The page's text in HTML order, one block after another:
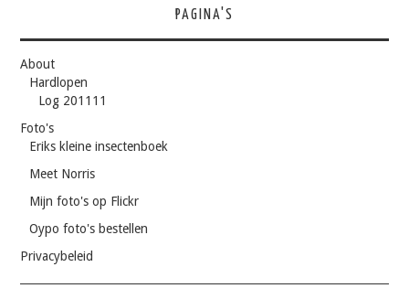
PAGINA'S
About
Hardlopen
Log 201111
Foto's
Eriks kleine insectenboek
Meet Norris
Mijn foto's op Flickr
Oypo foto's bestellen
Privacybeleid